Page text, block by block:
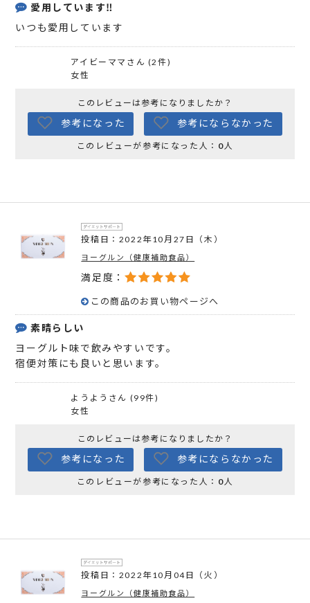
愛用しています‼️
いつも愛用しています
アイビーママさん (2件)
女性
このレビューは参考になりましたか？
参考になった
参考にならなかった
このレビューが参考になった人： 0人
投稿日：2022年10月27日（木）
ヨーグルン（健康補助食品）
満足度：
この商品のお買い物ページへ
素晴らしい
ヨーグルト味で飲みやすいです。
宿便対策にも良いと思います。
ようようさん (99件)
女性
このレビューは参考になりましたか？
参考になった
参考にならなかった
このレビューが参考になった人： 0人
投稿日：2022年10月04日（火）
ヨーグルン（健康補助食品）